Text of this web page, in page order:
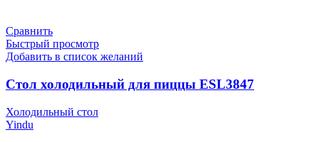
Сравнить
Быстрый просмотр
Добавить в список желаний
Стол холодильный для пиццы ESL3847
Холодильный стол
Yindu